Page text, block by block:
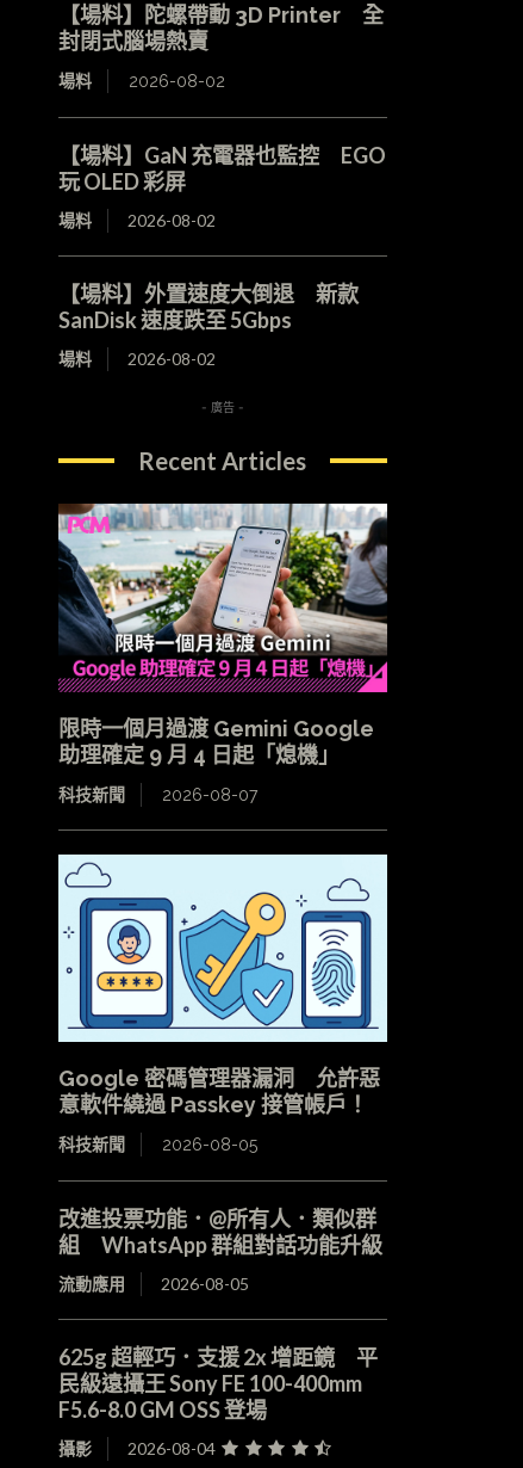
【場料】陀螺帶動 3D Printer 全
封閉式腦場熱賣
場料 2026-08-02
【場料】GaN 充電器也監控 EGO
玩 OLED 彩屏
場料 2026-08-02
【場料】外置速度大倒退 新款
SanDisk 速度跌至 5Gbps
場料 2026-08-02
- 廣告 -
Recent Articles
限時一個月過渡 Gemini Google
助理確定 9 月 4 日起「熄機」
科技新聞 2026-08-07
Google 密碼管理器漏洞 允許惡
意軟件繞過 Passkey 接管帳戶！
科技新聞 2026-08-05
改進投票功能．@所有人．類似群
組 WhatsApp 群組對話功能升級
流動應用 2026-08-05
625g 超輕巧．支援 2x 增距鏡 平
民級遠攝王 Sony FE 100-400mm
F5.6-8.0 GM OSS 登場
攝影 2026-08-04